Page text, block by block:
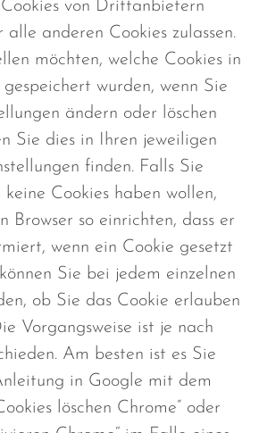
von Drittanbietern
alle anderen Cookies zulassen.
möchten, welche Cookies in
wurden, wenn Sie
ändern oder löschen
Sie dies in Ihren jeweiligen
finden. Falls Sie
Cookies haben wollen,
Browser so einrichten, dass er
wenn ein Cookie gesetzt
Sie bei jedem einzelnen
ob Sie das Cookie erlauben
Vorgangsweise ist je nach
Am besten ist es Sie
in Google mit dem
löschen Chrome” oder